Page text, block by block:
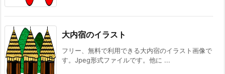
大内宿のイラスト
フリー、無料で利用できる大内宿のイラスト画像で
す。Jpeg形式ファイルです。他に ...